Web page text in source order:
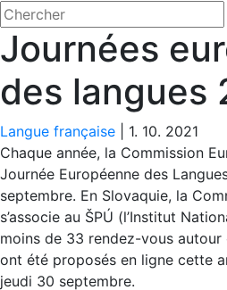
'.__('Search').'
Fermer
Rechercher:
Journées
des langues
Langue française
1. 10. 2021
Chaque année, la Commission
Journée Européenne des
septembre. En Slovaquie, la
s’associe au ŠPÚ (l’Institut
moins de 33 rendez-vous autour
ont été proposés en ligne cette
jeudi 30 septembre.